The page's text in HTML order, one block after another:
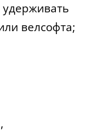
велсофта;